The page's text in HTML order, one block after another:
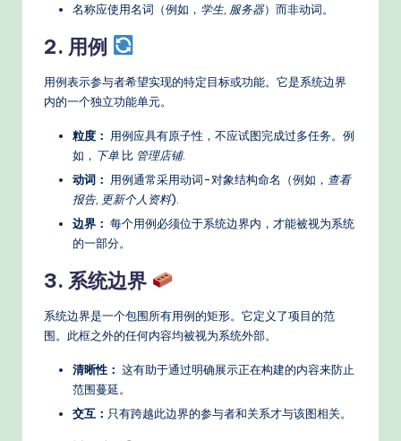
名称应使用名词（例如， 学生 服务器）而非动词。
2. 用例
用例表示参与者希望实现的特定目标或功能。它是系统边界
内的一个独立功能单元。
粒度： 用例应具有原子性，不应试图完成过多任务。例
如， 下单 比 管理店铺.
动词： 用例通常采用动词-对象结构命名（例如， 查看
报告, 更新个人资料).
边界： 每个用例必须位于系统边界内，才能被视为系统
的一部分。
3. 系统边界
系统边界是一个包围所有用例的矩形。它定义了项目的范
围。此框之外的任何内容均被视为系统外部。
清晰性： 这有助于通过明确展示正在构建的内容来防止
范围蔓延。
交互： 只有跨越此边界的参与者和关系才与该图相关。